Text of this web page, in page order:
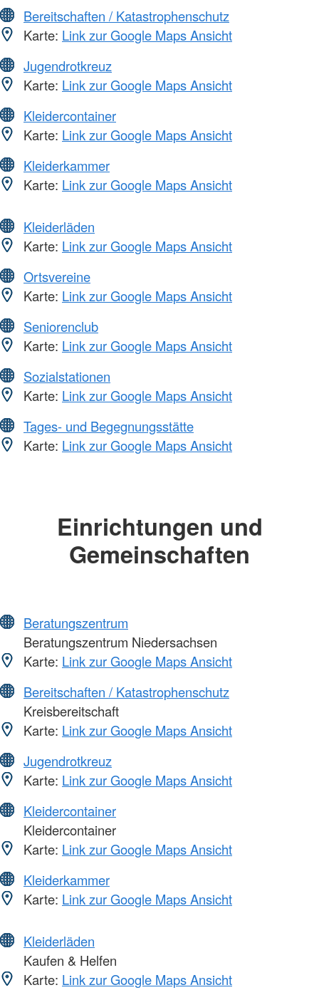
Bereitschaften / Katastrophenschutz
Karte: Link zur Google Maps Ansicht
Jugendrotkreuz
Karte: Link zur Google Maps Ansicht
Kleidercontainer
Karte: Link zur Google Maps Ansicht
Kleiderkammer
Karte: Link zur Google Maps Ansicht
Kleiderläden
Karte: Link zur Google Maps Ansicht
Ortsvereine
Karte: Link zur Google Maps Ansicht
Seniorenclub
Karte: Link zur Google Maps Ansicht
Sozialstationen
Karte: Link zur Google Maps Ansicht
Tages- und Begegnungsstätte
Karte: Link zur Google Maps Ansicht
Einrichtungen und
Gemeinschaften
Beratungszentrum
Beratungszentrum Niedersachsen
Karte: Link zur Google Maps Ansicht
Bereitschaften / Katastrophenschutz
Kreisbereitschaft
Karte: Link zur Google Maps Ansicht
Jugendrotkreuz
Karte: Link zur Google Maps Ansicht
Kleidercontainer
Kleidercontainer
Karte: Link zur Google Maps Ansicht
Kleiderkammer
Karte: Link zur Google Maps Ansicht
Kleiderläden
Kaufen & Helfen
Karte: Link zur Google Maps Ansicht